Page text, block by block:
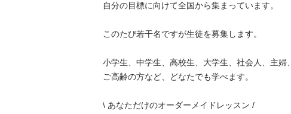
自分の目標に向けて全国から集まっています。
このたび若干名ですが生徒を募集します。
小学生、中学生、高校生、大学生、社会人、主婦、
ご高齢の方など、どなたでも学べます。
\ あなただけのオーダーメイドレッスン /